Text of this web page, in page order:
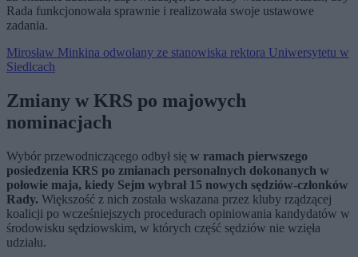
Rada funkcjonowała sprawnie i realizowała swoje ustawowe
zadania.
Mirosław Minkina odwołany ze stanowiska rektora Uniwersytetu w
Siedlcach
Zmiany w KRS po majowych
nominacjach
Wybór przewodniczącego odbył się w ramach pierwszego
posiedzenia KRS po zmianach personalnych dokonanych w
połowie maja, kiedy Sejm wybrał 15 nowych sędziów-członków
Rady. Większość z nich została wskazana przez kluby rządzącej
koalicji po wcześniejszych procedurach opiniowania kandydatów w
środowisku sędziowskim, w których część sędziów nie wzięła
udziału.